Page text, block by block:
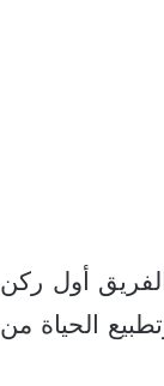
أول ركن
الحياة من